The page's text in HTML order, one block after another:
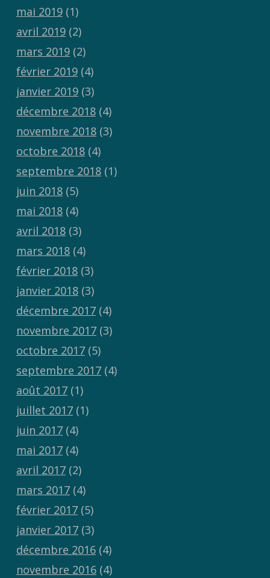
mai 2019(1)
avril 2019(2)
mars 2019(2)
février 2019(4)
janvier 2019(3)
décembre 2018(4)
novembre 2018(3)
octobre 2018(4)
septembre 2018(1)
juin 2018(5)
mai 2018(4)
avril 2018(3)
mars 2018(4)
février 2018(3)
janvier 2018(3)
décembre 2017(4)
novembre 2017(3)
octobre 2017(5)
septembre 2017(4)
août 2017(1)
juillet 2017(1)
juin 2017(4)
mai 2017(4)
avril 2017(2)
mars 2017(4)
février 2017(5)
janvier 2017(3)
décembre 2016(4)
novembre 2016(4)